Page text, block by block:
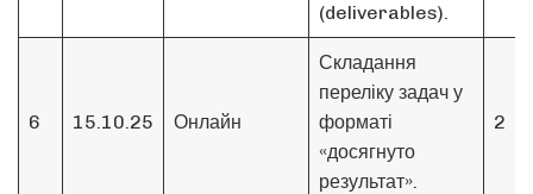
(deliverables).
6 15.10.25 Онлайн
Складання
переліку задач у
форматі
«досягнуто
результат».
2